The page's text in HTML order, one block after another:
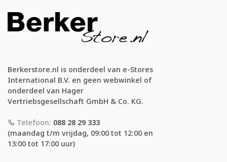
Berkerstore.nl is onderdeel van e-Stores
International B.V. en geen webwinkel of
onderdeel van Hager
Vertriebsgesellschaft GmbH & Co. KG.
Telefoon: 088 28 29 333
(maandag t/m vrijdag, 09:00 tot 12:00 en
13:00 tot 17:00 uur)